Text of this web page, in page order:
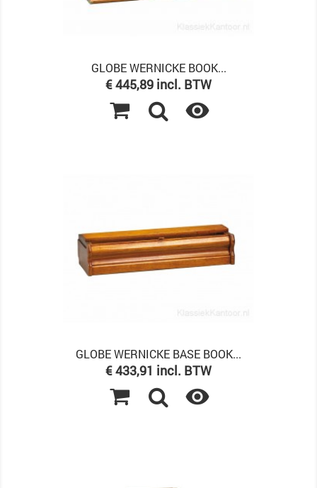
GLOBE WERNICKE BOOK...
Prijs
€ 445,89 incl. BTW

GLOBE WERNICKE BASE BOOK...
Prijs
€ 433,91 incl. BTW
